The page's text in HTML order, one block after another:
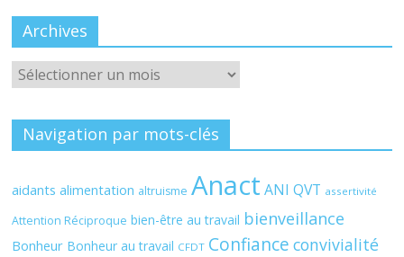
Archives
Archives
Navigation par mots-clés
aidants alimentation altruisme Anact ANI QVT assertivité
Attention Réciproque bien-être au travail bienveillance
Bonheur Bonheur au travail CFDT Confiance convivialité